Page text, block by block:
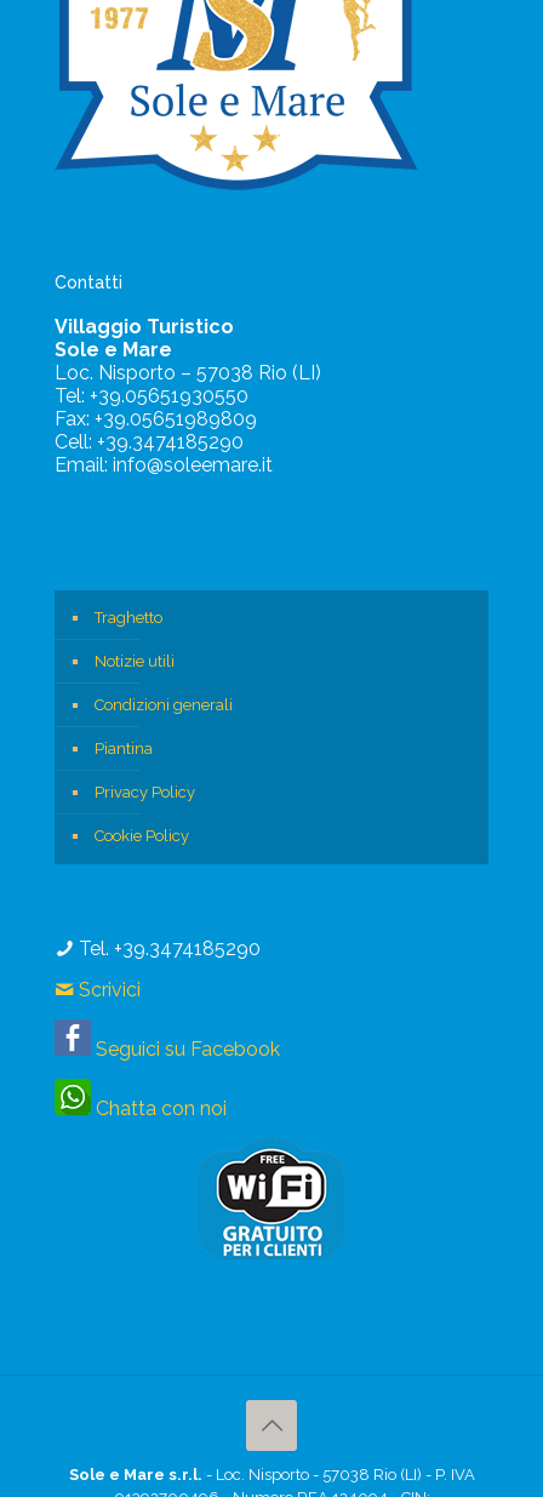
Contatti
Villaggio Turistico
Sole e Mare
Loc. Nisporto – 57038 Rio (LI)
Tel: +39.05651930550
Fax: +39.05651989809
Cell: +39.3474185290
Email: info@soleemare.it
Traghetto
Notizie utili
Condizioni generali
Piantina
Privacy Policy
Cookie Policy
Tel. +39.3474185290
Scrivici
Seguici su Facebook
Chatta con noi
Sole e Mare s.r.l. - Loc. Nisporto - 57038 Rio (LI) - P. IVA